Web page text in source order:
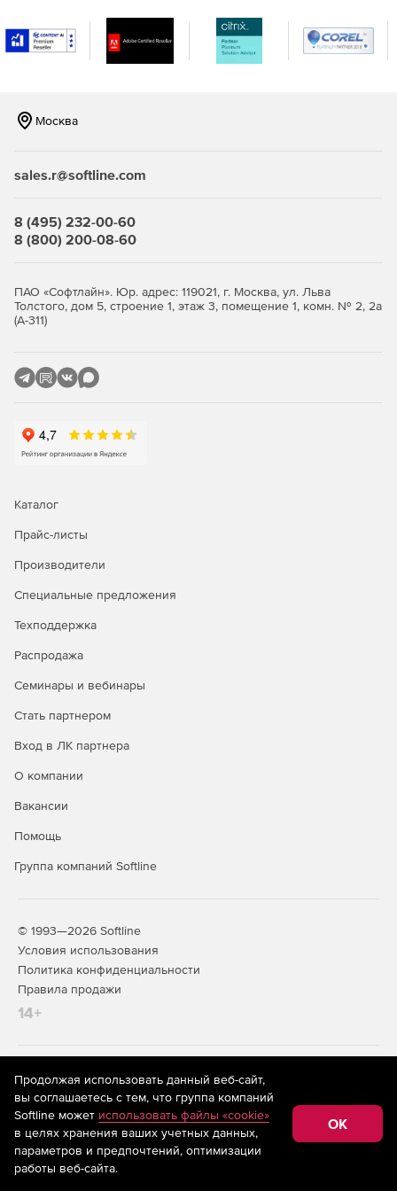
полностью автоматическая ассоциативная связь
чертежей и проекта;
Москва
sales.r@softline.com
8 (495) 232-00-60
8 (800) 200-08-60
ПАО «Софтлайн». Юр. адрес: 119021, г. Москва, ул. Льва
Толстого, дом 5, строение 1, этаж 3, помещение 1, комн. № 2, 2а
(А-311)
Каталог
Прайс-листы
Производители
Специальные предложения
Техподдержка
Распродажа
Семинары и вебинары
Стать партнером
Вход в ЛК партнера
О компании
Вакансии
Помощь
Группа компаний Softline
© 1993—2026 Softline
Условия использования
Политика конфиденциальности
Правила продажи
14+
На информационном ресурсе store.softline.ru применяются
рекомендательные технологии
(информационные технологии
предоставления информации на основе сбора,
систематизации и анализа сведений, относящихся к
предпочтениям пользователей сети «Интернет»,
находящихся на территории Российской Федерации)
Продолжая использовать данный веб-сайт,
вы соглашаетесь с тем, что группа компаний
Softline может использовать файлы «cookie»
в целях хранения ваших учетных данных,
параметров и предпочтений, оптимизации
работы веб-сайта.
OK